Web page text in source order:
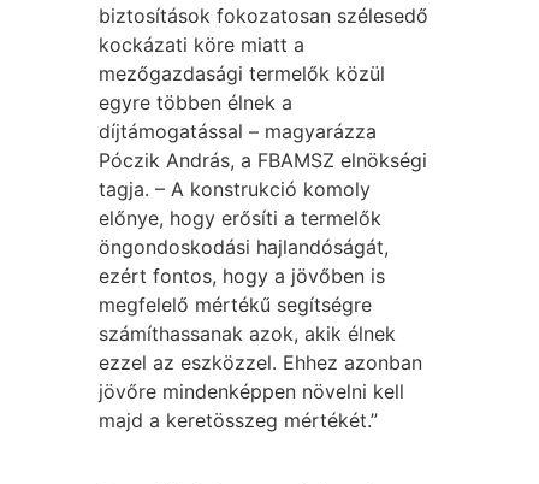
biztosítások fokozatosan szélesedő
kockázati köre miatt a
mezőgazdasági termelők közül
egyre többen élnek a
díjtámogatással – magyarázza
Póczik András, a FBAMSZ elnökségi
tagja. – A konstrukció komoly
előnye, hogy erősíti a termelők
öngondoskodási hajlandóságát,
ezért fontos, hogy a jövőben is
megfelelő mértékű segítségre
számíthassanak azok, akik élnek
ezzel az eszközzel. Ehhez azonban
jövőre mindenképpen növelni kell
majd a keretösszeg mértékét.”